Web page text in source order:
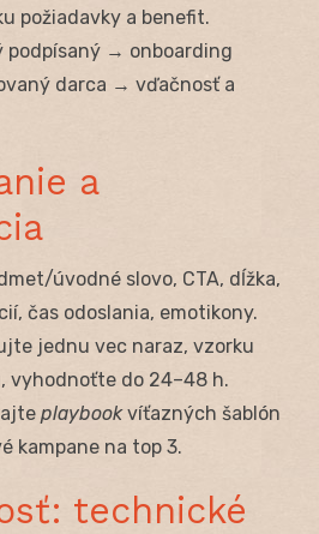
požiadavky a benefit.
podpísaný → onboarding
darca → vďačnosť a
a
úvodné slovo, CTA, dĺžka,
čas odoslania, emotikony.
jednu vec naraz, vzorku
vyhodnoťte do 24–48 h.
playbookvíťazných šablón
kampane na top 3.
technické